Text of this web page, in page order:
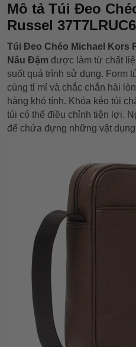
Mô tả Túi Đeo
Russel
Túi Đeo Chéo Michael Kors
Nâu Đậm được làm từ chất
suốt quá trình sử dụng. Form
cùng tỉ mỉ và chắc chắn hài
hàng khó tính. Khóa kéo túi
túi có thể điều chỉnh tiện lợi.
để chứa đựng những vật